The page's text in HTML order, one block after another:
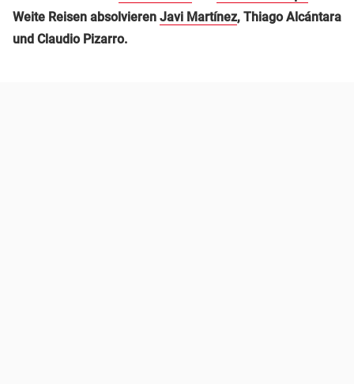
Weite Reisen absolvieren Javi Martínez, Thiago Alcántara
und Claudio Pizarro.